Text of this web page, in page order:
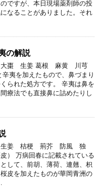
ですが、本日現場薬剤師の投
なることがありました。それ
の解説
棗 生姜 葛根 麻黄 川芎
夷を加えたもので、鼻づまり
られた処方です。 辛夷は鼻を
療法でも直接鼻に詰めたりし
姜 桔梗 荊芥 防風 独
万病回春に記載されている
して、前胡、薄荷、連翹、枳
皮を加えたものが華岡青洲の